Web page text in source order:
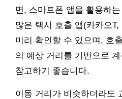
면, 스마트폰 앱을 활용하
많은 택시 호출 앱(카카오
미리 확인할 수 있으며, 호
의 예상 거리를 기반으로
참고하기 좋습니다.
이동 거리가 비슷하더라도